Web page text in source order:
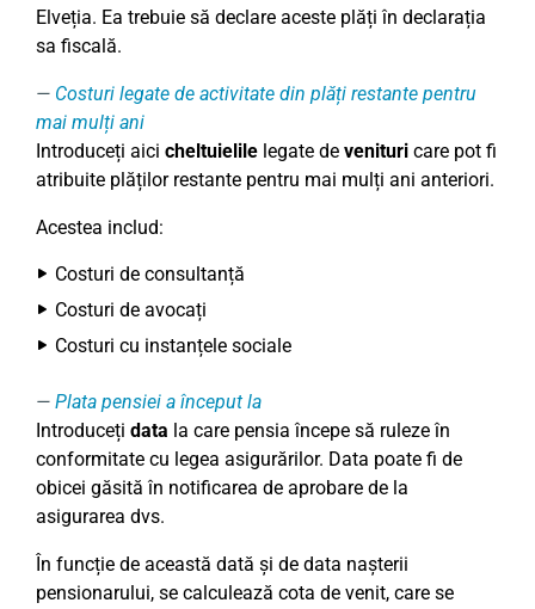
Elveția. Ea trebuie să declare aceste plăți în declarația
sa fiscală.
Costuri legate de activitate din plăți restante pentru
mai mulți ani
Introduceți aici cheltuielile legate de venituri care pot fi
atribuite plăților restante pentru mai mulți ani anteriori.
Acestea includ:
Costuri de consultanță
Costuri de avocați
Costuri cu instanțele sociale
Plata pensiei a început la
Introduceți data la care pensia începe să ruleze în
conformitate cu legea asigurărilor. Data poate fi de
obicei găsită în notificarea de aprobare de la
asigurarea dvs.
În funcție de această dată și de data nașterii
pensionarului, se calculează cota de venit, care se